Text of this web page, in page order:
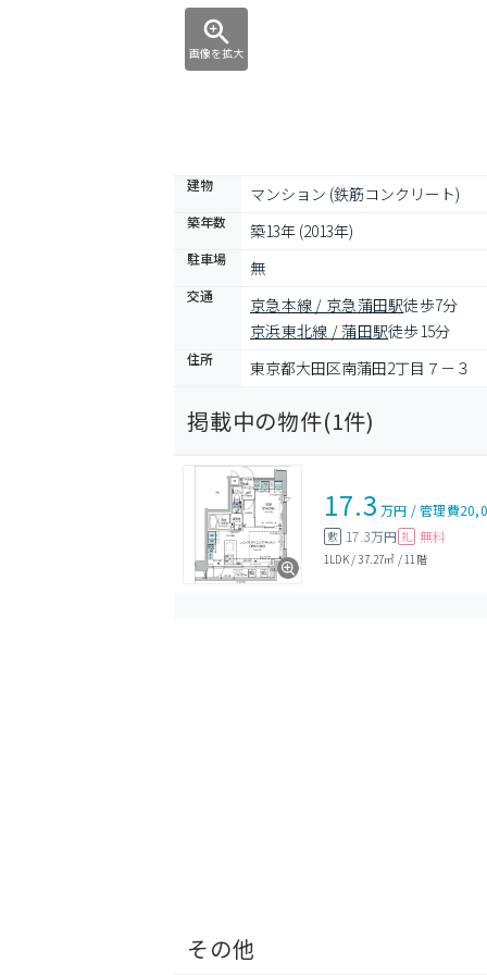
画像を拡大
建物 マンション (鉄筋コンクリート)
築年数 築13年 (2013年)
駐車場 無
交通 京急本線 / 京急蒲田駅徒歩7分
京浜東北線 / 蒲田駅徒歩15分
住所 東京都大田区南蒲田2丁目７－３
掲載中の物件(1件)
17.3 万円 /管理費
敷 17.3万円 礼 無料
1LDK/37.27㎡ / 11階
その他